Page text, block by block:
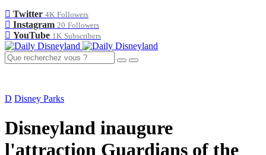
Twitter 4K Followers
Instagram 20 Followers
YouTube 1K Subscribers
D Disney Parks
Disneyland inaugure
l'attraction Guardians of the